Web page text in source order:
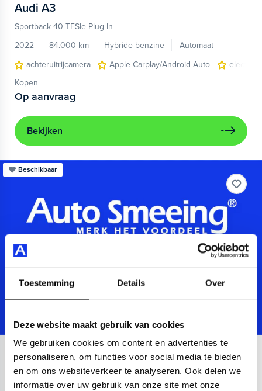
Toestemming Details Over
Deze website maakt gebruik van cookies
We gebruiken cookies om content en advertenties te
personaliseren, om functies voor social media te bieden
en om ons websiteverkeer te analyseren. Ook delen we
informatie over uw gebruik van onze site met onze
Audi A3
Sportback 40 TFSIe Plug-In
2022
84.000 km Hybride benzine
Automaat
achteruitrijcamera
Apple Carplay/Android Auto
Kopen
Op aanvraag
Bekijken
Beschikbaar
Audi A3
Sportback 40 TFSIe Advanced